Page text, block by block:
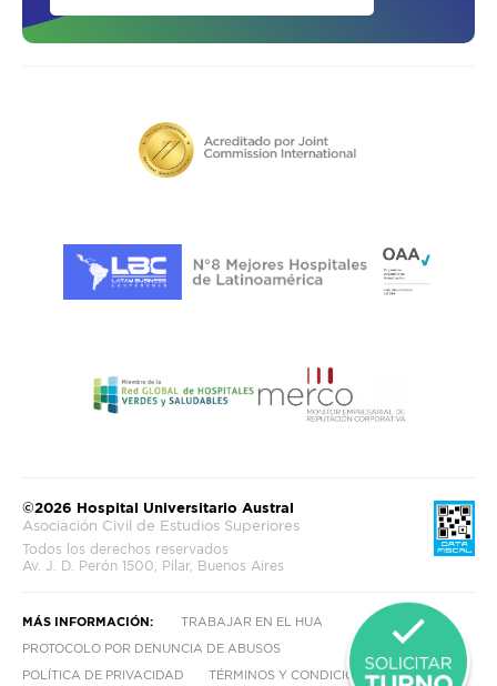
©2026 Hospital Universitario Austral
Asociación Civil de Estudios Superiores
Todos los derechos reservados
Av. J. D. Perón 1500, Pilar, Buenos Aires
MÁS INFORMACIÓN: TRABAJAR EN EL HUA
PROTOCOLO POR DENUNCIA DE ABUSOS
POLÍTICA DE PRIVACIDAD TÉRMINOS Y CONDICIONES